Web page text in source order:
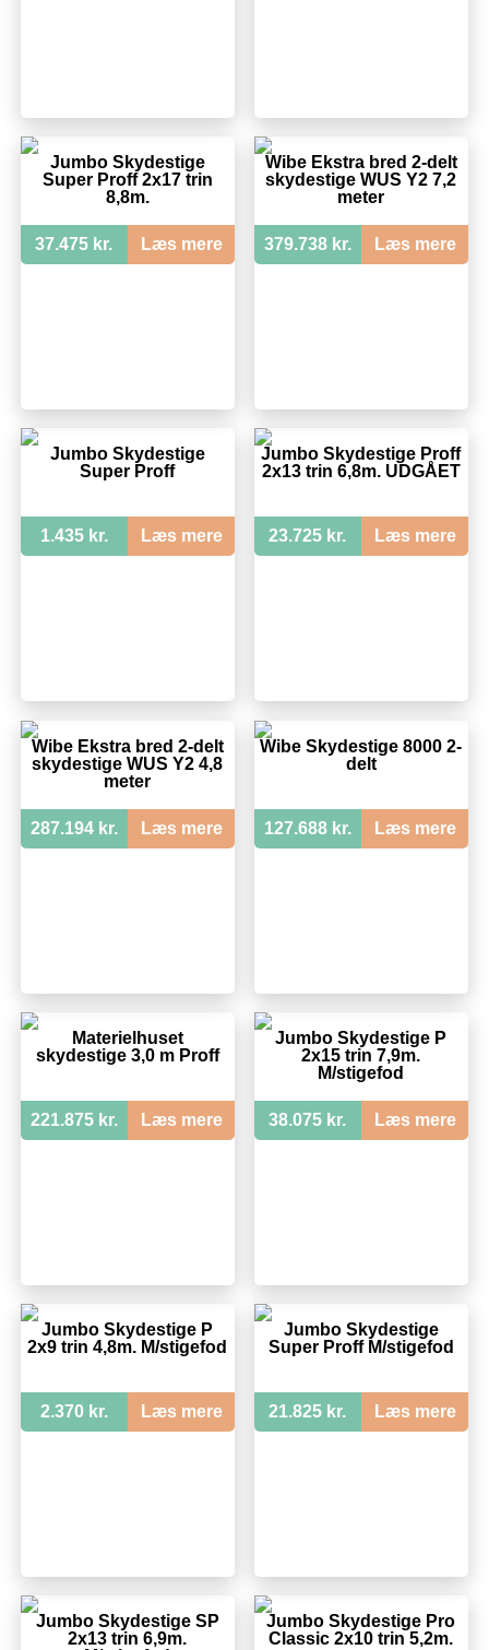
Jumbo Skydestige
Super Proff 2x17 trin
8,8m.
37.475 kr. Læs mere
Wibe Ekstra bred 2-delt
skydestige WUS Y2 7,2
meter
379.738 kr. Læs mere
Jumbo Skydestige
Super Proff
1.435 kr. Læs mere
Jumbo Skydestige Proff
2x13 trin 6,8m. UDGÅET
23.725 kr. Læs mere
Wibe Ekstra bred 2-delt
skydestige WUS Y2 4,8
meter
287.194 kr. Læs mere
Wibe Skydestige 8000 2-
delt
127.688 kr. Læs mere
Materielhuset
skydestige 3,0 m Proff
221.875 kr. Læs mere
Jumbo Skydestige P
2x15 trin 7,9m.
M/stigefod
38.075 kr. Læs mere
Jumbo Skydestige P
2x9 trin 4,8m. M/stigefod
2.370 kr. Læs mere
Jumbo Skydestige
Super Proff M/stigefod
21.825 kr. Læs mere
Jumbo Skydestige SP
2x13 trin 6,9m.
Jumbo Skydestige Pro
Classic 2x10 trin 5,2m.